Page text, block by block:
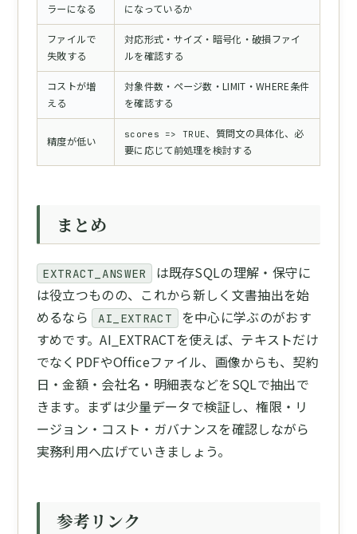
ラーになる
になっているか
ファイルで
失敗する
対応形式・サイズ・暗号化・破損ファイ
ルを確認する
コストが増
える
対象件数・ページ数・LIMIT・WHERE条件
を確認する
精度が低い scores => TRUE、質問文の具体化、必
要に応じて前処理を検討する
まとめ
EXTRACT_ANSWER
は既存SQLの理解・保守に
は役立つものの、これから新しく文書抽出を始
めるなら
AI_EXTRACT
を中心に学ぶのがおす
すめです。AI_EXTRACTを使えば、テキストだけ
でなくPDFやOfficeファイル、画像からも、契約
日・金額・会社名・明細表などをSQLで抽出で
きます。まずは少量データで検証し、権限・リ
ージョン・コスト・ガバナンスを確認しながら
実務利用へ広げていきましょう。
参考リンク